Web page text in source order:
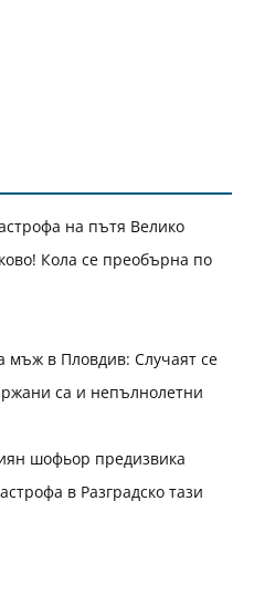
на пътя Велико
Кола се преобърна по
мъж в Пловдив: Случаят се
са и непълнолетни
шофьор предизвика
в Разградско тази